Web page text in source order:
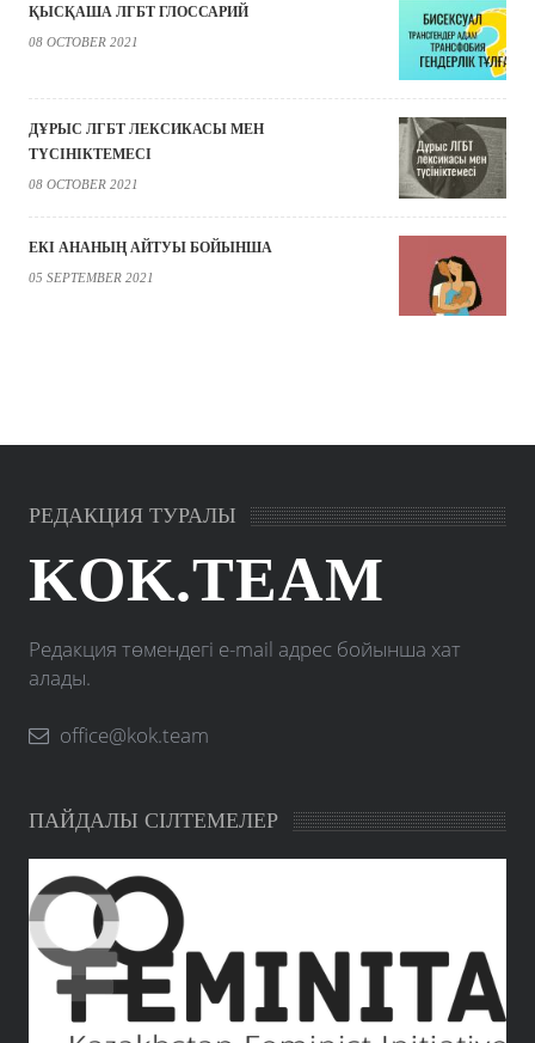
ҚЫСҚАША ЛГБТ ГЛОССАРИЙ
08 OCTOBER 2021
ДҰРЫС ЛГБТ ЛЕКСИКАСЫ МЕН
ТҮСІНІКТЕМЕСІ
08 OCTOBER 2021
ЕКІ АНАНЫҢ АЙТУЫ БОЙЫНША
05 SEPTEMBER 2021
РЕДАКЦИЯ ТУРАЛЫ
KOK.TEAM
Редакция төмендегі e-mail адрес бойынша хат
алады.
office@kok.team
ПАЙДАЛЫ СІЛТЕМЕЛЕР